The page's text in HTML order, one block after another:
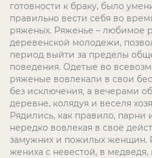
готовности к браку, было
правильно вести себя во
ряженых. Ряженье – любимое
деревенской молодежи,
период выйти за пределы
поведения. Одетые во
ряженые вовлекали в свои
без исключения, а вечерами
деревне, колядуя и веселя
Рядились, как правило,
нередко вовлекая в своё
замужних и пожилых женщин.
жениха с невестой, в медведя,